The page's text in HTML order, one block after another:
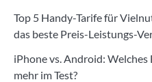
Top 5 Handy-Tarife für
das beste Preis-Leistungs-
iPhone vs. Android:
mehr im Test?